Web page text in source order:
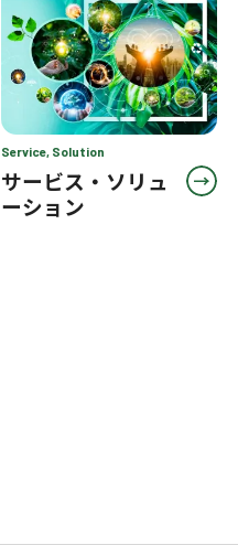
Service, Solution
サービス・ソリュ
ーション